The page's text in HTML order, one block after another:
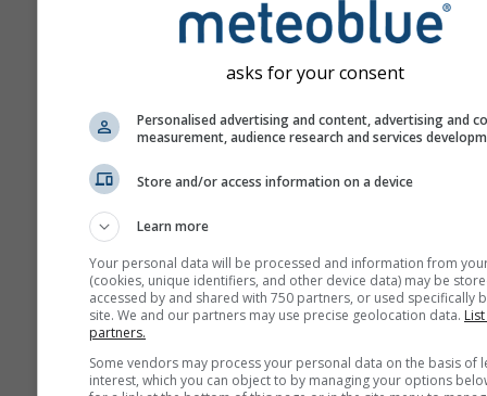
превозни средства.
е важен замърсител, защото
допринася за образуването
последици за човешкото
белите дробове и може
NO₂ причинява
хрипове, кашлица,
грип и бронхит
За Европа meteogram-ът за
замърсяването на въздуха
asks for your consent
Personalised advertising and content, advertising and
measurement, audience research and services
Store and/or access information on a device
Learn more
Your personal data will be processed and information from
(cookies, unique identifiers, and other device data) may be
accessed by and shared with 750 partners, or used specifically
site. We and our partners may use precise geolocation data.
partners.
Some vendors may process your personal data on the basis of
interest, which you can object to by managing your options